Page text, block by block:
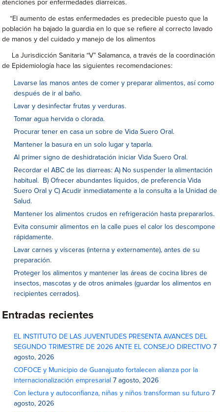
atenciones por enfermedades diarreicas.
“El aumento de estas enfermedades es predecible puesto que la
población ha bajado la guardia en lo que se refiere al correcto lavado
de manos y del cuidado y manejo de los alimentos
La Jurisdicción Sanitaria “V” Salamanca, a través de la coordinación
de Epidemiología hace las siguientes recomendaciones:
Lavarse las manos antes de comer y preparar alimentos, así como
después de ir al baño.
Lavar y desinfectar frutas y verduras.
Tomar agua hervida o clorada.
Procurar tener en casa un sobre de Vida Suero Oral.
Mantener la basura en un solo lugar y taparla.
Al primer signo de deshidratación iniciar Vida Suero Oral.
Recordar el ABC de las diarreas: A) No suspender la alimentación
habitual. B) Ofrecer abundantes líquidos, de preferencia Vida
Suero Oral y C) Acudir inmediatamente a la consulta a la Unidad de
Salud.
Mantener los alimentos crudos en refrigeración hasta prepararlos.
Evita consumir alimentos en la calle pues el calor los descompone
rápidamente.
Lavar carnes y vísceras (interna y externamente), antes de su
preparación.
Proteger los alimentos y mantener las áreas de cocina libres de
insectos, mascotas y de otros animales (guardar los alimentos en
recipientes cerrados).
Entradas recientes
EL INSTITUTO DE LAS JUVENTUDES PRESENTA AVANCES DEL
SEGUNDO TRIMESTRE DE 2026 ANTE EL CONSEJO DIRECTIVO 7
agosto, 2026
COFOCE y Municipio de Guanajuato fortalecen alianza por la
internacionalización empresarial 7 agosto, 2026
Con lectura y autoconfianza, niñas y niños transforman su futuro 7
agosto, 2026